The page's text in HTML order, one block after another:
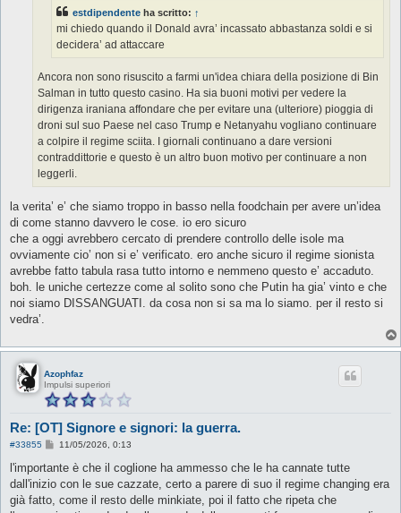
i
o
estdipendente ha scritto: ↑
mi chiedo quando il Donald avra’ incassato abbastanza soldi e si
decidera’ ad attaccare
Ancora non sono risuscito a farmi un'idea chiara della posizione di Bin
Salman in tutto questo casino. Ha sia buoni motivi per vedere la
dirigenza iraniana affondare che per evitare una (ulteriore) pioggia di
droni sul suo Paese nel caso Trump e Netanyahu vogliano continuare
a colpire il regime sciita. I giornali continuano a dare versioni
contraddittorie e questo è un altro buon motivo per continuare a non
leggerli.
la verita’ e’ che siamo troppo in basso nella foodchain per avere un’idea
di come stanno davvero le cose. io ero sicuro
che a oggi avrebbero cercato di prendere controllo delle isole ma
ovviamente cio’ non si e’ verificato. ero anche sicuro il regime sionista
avrebbe fatto tabula rasa tutto intorno e nemmeno questo e’ accaduto.
boh. le uniche certezze come al solito sono che Putin ha gia’ vinto e che
noi siamo DISSANGUATI. da cosa non si sa ma lo siamo. per il resto si
vedra’.
Azophfaz
Impulsi superiori
Re: [OT] Signore e signori: la guerra.
#33855
M
s
a
g
11/05/2026, 0:13
l'importante è che il coglione ha ammesso che le ha cannate tutte
dall'inizio con le sue cazzate, certo a parere di suo il regime changing era
già fatto, come il resto delle minkiate, poi il fatto che ripeta che